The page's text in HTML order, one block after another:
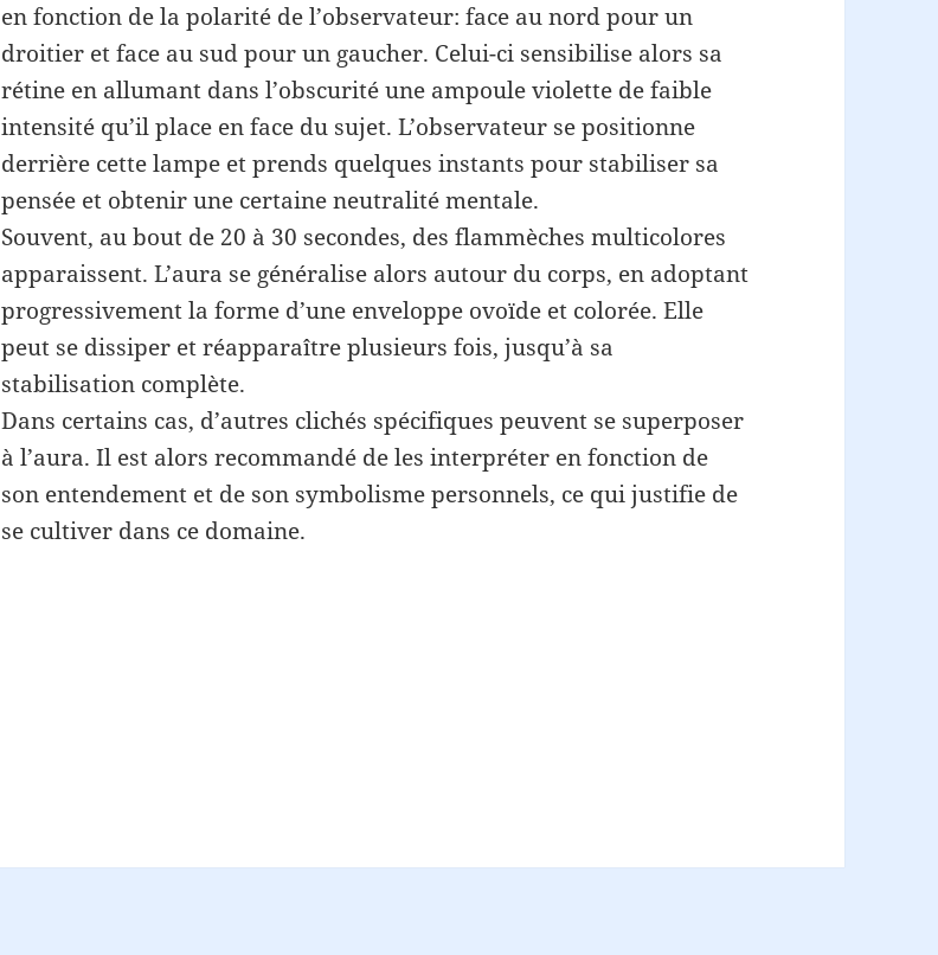
en fonction de la polarité de l’observateur: face au nord pour un
droitier et face au sud pour un gaucher. Celui-ci sensibilise alors sa
rétine en allumant dans l’obscurité une ampoule violette de faible
intensité qu’il place en face du sujet. L’observateur se positionne
derrière cette lampe et prends quelques instants pour stabiliser sa
pensée et obtenir une certaine neutralité mentale.
Souvent, au bout de 20 à 30 secondes, des flammèches multicolores
apparaissent. L’aura se généralise alors autour du corps, en adoptant
progressivement la forme d’une enveloppe ovoïde et colorée. Elle
peut se dissiper et réapparaître plusieurs fois, jusqu’à sa
stabilisation complète.
Dans certains cas, d’autres clichés spécifiques peuvent se superposer
à l’aura. Il est alors recommandé de les interpréter en fonction de
son entendement et de son symbolisme personnels, ce qui justifie de
se cultiver dans ce domaine.